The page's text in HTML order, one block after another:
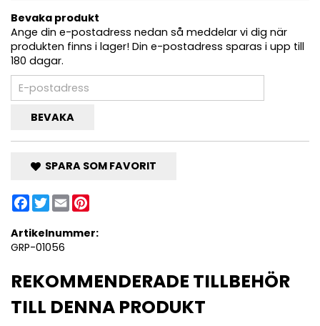
Bevaka produkt
Ange din e-postadress nedan så meddelar vi dig när
produkten finns i lager! Din e-postadress sparas i upp till
180 dagar.
BEVAKA
SPARA SOM FAVORIT
Facebook
Twitter
Email
Artikelnummer:
GRP-01056
REKOMMENDERADE TILLBEHÖR
TILL DENNA PRODUKT